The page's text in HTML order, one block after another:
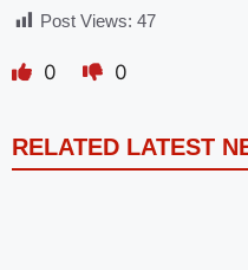
Post Views: 47
0 0
RELATED LATEST